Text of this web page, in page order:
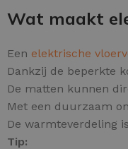
Wat maakt
Een elektrische
Dankzij de beperkte
De matten kunnen
Met een duurzaam
De warmteverdeling
Tip: